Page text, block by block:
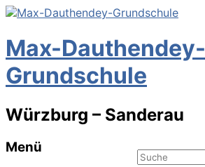
Max-Dauthendey-
Grundschule
Würzburg – Sanderau
Menü